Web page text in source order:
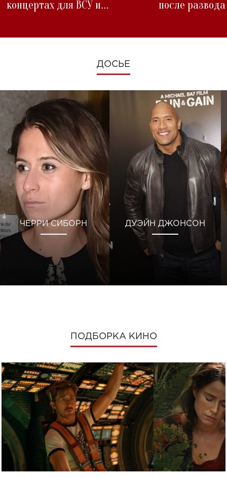
концертах для ВСУ и
после развода
ДОСЬЕ
ЧЕРРИ СИБОРН ДУЭЙН ДЖОНСОН
ПОДБОРКА КИНО